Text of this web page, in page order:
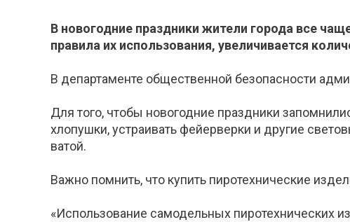
В новогодние праздники жители города все
правила их использования, увеличивается
В департаменте общественной безопасности
Для того, чтобы новогодние праздники
хлопушки, устраивать фейерверки и другие
ватой.
Важно помнить, что купить пиротехнические
«Использование самодельных пиротехнических